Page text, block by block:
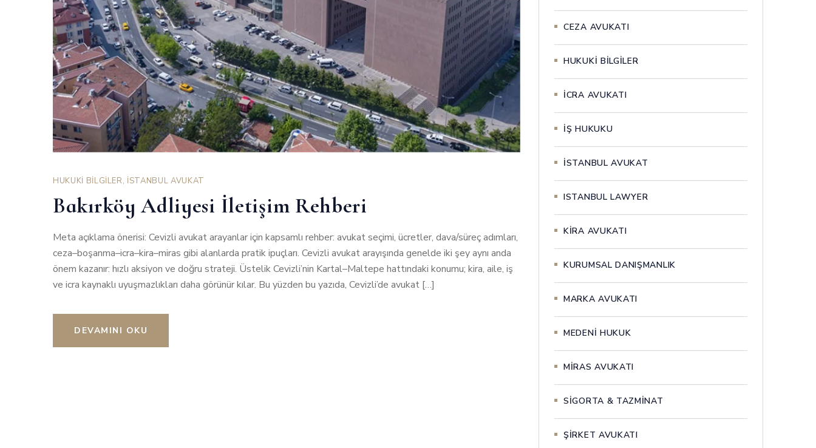
HUKUKİ BİLGİLER, İSTANBUL AVUKAT
Bakırköy Adliyesi İletişim Rehberi
Meta açıklama önerisi: Cevizli avukat arayanlar için kapsamlı rehber: avukat seçimi, ücretler, dava/süreç adımları,
ceza–boşanma–icra–kira–miras gibi alanlarda pratik ipuçları. Cevizli avukat arayışında genelde iki şey aynı anda
önem kazanır: hızlı aksiyon ve doğru strateji. Üstelik Cevizli’nin Kartal–Maltepe hattındaki konumu; kira, aile, iş
ve icra kaynaklı uyuşmazlıkları daha görünür kılar. Bu yüzden bu yazıda, Cevizli’de avukat […]
DEVAMINI OKU
CEZA AVUKATI
HUKUKİ BİLGİLER
İCRA AVUKATI
İŞ HUKUKU
İSTANBUL AVUKAT
ISTANBUL LAWYER
KİRA AVUKATI
KURUMSAL DANIŞMANLIK
MARKA AVUKATI
MEDENİ HUKUK
MİRAS AVUKATI
SİGORTA & TAZMİNAT
ŞİRKET AVUKATI